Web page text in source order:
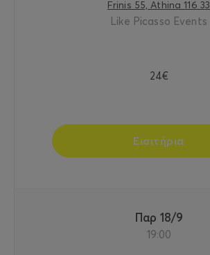
Frinis 55, Athina 116 33
Like Picasso Events
24€
Εισιτήρια
Παρ 18/9
19:00